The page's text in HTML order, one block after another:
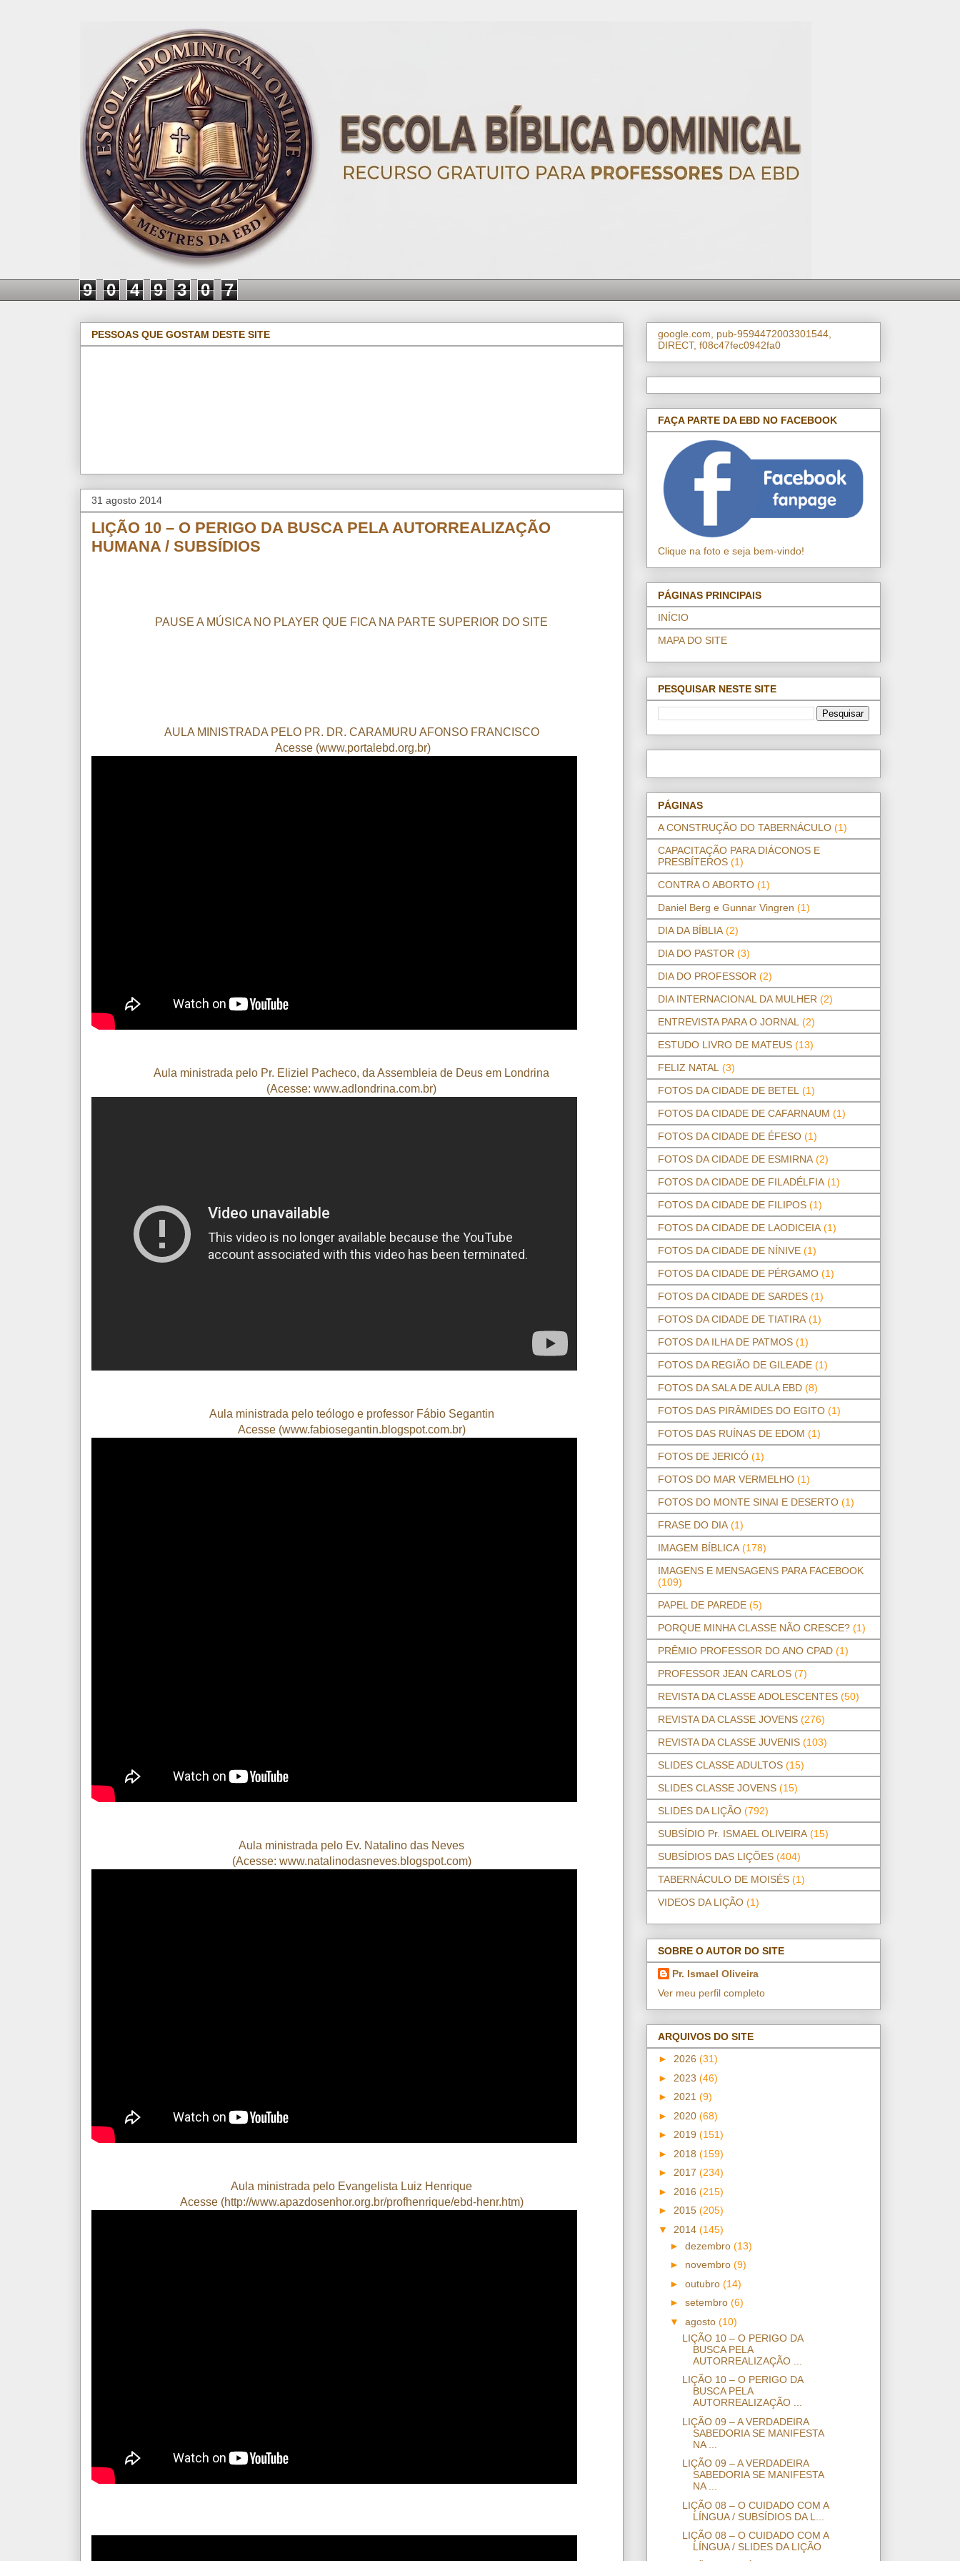
9 0 4 9 3 0 7
PESSOAS QUE GOSTAM DESTE SITE
31 agosto 2014
LIÇÃO 10 – O PERIGO DA BUSCA PELA AUTORREALIZAÇÃO
HUMANA / SUBSÍDIOS
PAUSE A MÚSICA NO PLAYER QUE FICA NA PARTE SUPERIOR DO SITE
AULA MINISTRADA PELO PR. DR. CARAMURU AFONSO FRANCISCO
Acesse (www.portalebd.org.br)
Aula ministrada pelo Pr. Eliziel Pacheco, da Assembleia de Deus em Londrina
(Acesse: www.adlondrina.com.br)
Aula ministrada pelo teólogo e professor Fábio Segantin
Acesse (www.fabiosegantin.blogspot.com.br)
Aula ministrada pelo Ev. Natalino das Neves
(Acesse: www.natalinodasneves.blogspot.com)
Aula ministrada pelo Evangelista Luiz Henrique
Acesse (http://www.apazdosenhor.org.br/profhenrique/ebd-henr.htm)
google.com, pub-9594472003301544,
DIRECT, f08c47fec0942fa0
FAÇA PARTE DA EBD NO FACEBOOK
Clique na foto e seja bem-vindo!
PÁGINAS PRINCIPAIS
INÍCIO
MAPA DO SITE
PESQUISAR NESTE SITE
PÁGINAS
A CONSTRUÇÃO DO TABERNÁCULO (1)
CAPACITAÇÃO PARA DIÁCONOS E
PRESBÍTEROS (1)
CONTRA O ABORTO (1)
Daniel Berg e Gunnar Vingren (1)
DIA DA BÍBLIA (2)
DIA DO PASTOR (3)
DIA DO PROFESSOR (2)
DIA INTERNACIONAL DA MULHER (2)
ENTREVISTA PARA O JORNAL (2)
ESTUDO LIVRO DE MATEUS (13)
FELIZ NATAL (3)
FOTOS DA CIDADE DE BETEL (1)
FOTOS DA CIDADE DE CAFARNAUM (1)
FOTOS DA CIDADE DE ÉFESO (1)
FOTOS DA CIDADE DE ESMIRNA (2)
FOTOS DA CIDADE DE FILADÉLFIA (1)
FOTOS DA CIDADE DE FILIPOS (1)
FOTOS DA CIDADE DE LAODICEIA (1)
FOTOS DA CIDADE DE NÍNIVE (1)
FOTOS DA CIDADE DE PÉRGAMO (1)
FOTOS DA CIDADE DE SARDES (1)
FOTOS DA CIDADE DE TIATIRA (1)
FOTOS DA ILHA DE PATMOS (1)
FOTOS DA REGIÃO DE GILEADE (1)
FOTOS DA SALA DE AULA EBD (8)
FOTOS DAS PIRÂMIDES DO EGITO (1)
FOTOS DAS RUÍNAS DE EDOM (1)
FOTOS DE JERICÓ (1)
FOTOS DO MAR VERMELHO (1)
FOTOS DO MONTE SINAI E DESERTO (1)
FRASE DO DIA (1)
IMAGEM BÍBLICA (178)
IMAGENS E MENSAGENS PARA FACEBOOK
(109)
PAPEL DE PAREDE (5)
PORQUE MINHA CLASSE NÃO CRESCE? (1)
PRÊMIO PROFESSOR DO ANO CPAD (1)
PROFESSOR JEAN CARLOS (7)
REVISTA DA CLASSE ADOLESCENTES (50)
REVISTA DA CLASSE JOVENS (276)
REVISTA DA CLASSE JUVENIS (103)
SLIDES CLASSE ADULTOS (15)
SLIDES CLASSE JOVENS (15)
SLIDES DA LIÇÃO (792)
SUBSÍDIO Pr. ISMAEL OLIVEIRA (15)
SUBSÍDIOS DAS LIÇÕES (404)
TABERNÁCULO DE MOISÉS (1)
VIDEOS DA LIÇÃO (1)
SOBRE O AUTOR DO SITE
Pr. Ismael Oliveira
Ver meu perfil completo
ARQUIVOS DO SITE
► 2026 (31)
► 2023 (46)
► 2021 (9)
► 2020 (68)
► 2019 (151)
► 2018 (159)
► 2017 (234)
► 2016 (215)
► 2015 (205)
▼ 2014 (145)
►dezembro(13)
► novembro(9)
►outubro(14)
►setembro(6)
▼agosto(10)
LIÇÃO 10 – O PERIGO DA
BUSCA PELA
AUTORREALIZAÇÃO ...
LIÇÃO 10 – O PERIGO DA
BUSCA PELA
AUTORREALIZAÇÃO ...
LIÇÃO 09 – A VERDADEIRA
SABEDORIA SE MANIFESTA
NA ...
LIÇÃO 09 – A VERDADEIRA
SABEDORIA SE MANIFESTA
NA ...
LIÇÃO 08 – O CUIDADO COM A
LÍNGUA / SUBSÍDIOS DA L...
LIÇÃO 08 – O CUIDADO COM A
LÍNGUA / SLIDES DA LIÇÃO